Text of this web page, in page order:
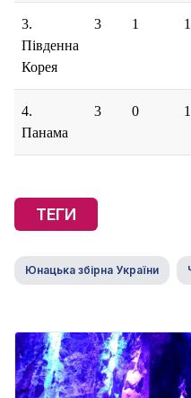
3.
Південна
Корея
3 1 1
4.
Панама
3 0 1
ТЕГИ
Юнацька збірна України